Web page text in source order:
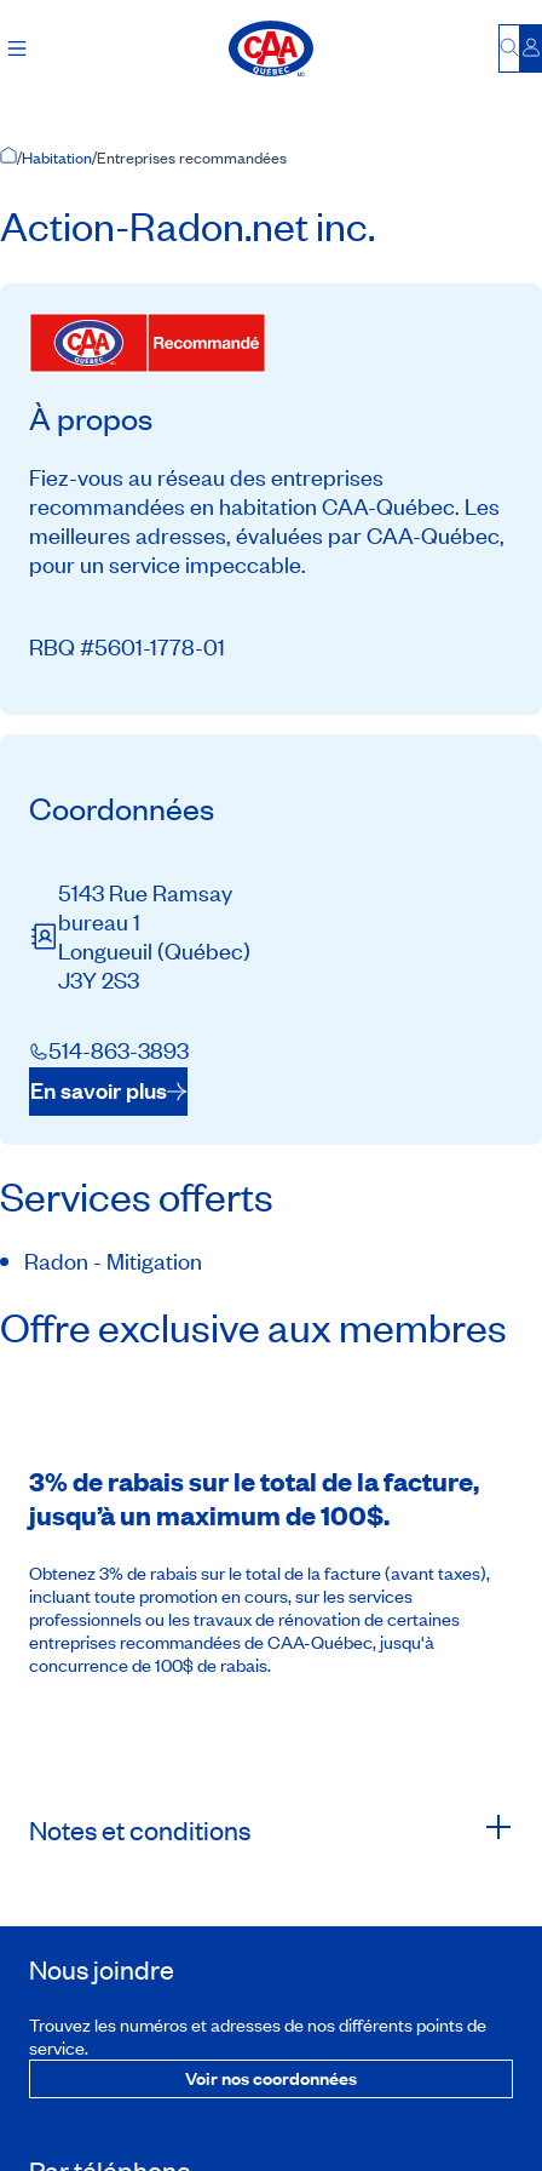
Accueil
/Habitation/Entreprises recommandées
Action-Radon.net inc.
À propos
Fiez-vous au réseau des entreprises
recommandées en habitation CAA-Québec. Les
meilleures adresses, évaluées par CAA-Québec,
pour un service impeccable.
RBQ #5601-1778-01
Coordonnées
5143 Rue Ramsay
bureau 1
Longueuil (Québec)
J3Y 2S3
514-863-3893
En savoir plus
Services offerts
Radon - Mitigation
Offre exclusive aux membres
3% de rabais sur le total de la facture,
jusqu’à un maximum de 100$.
Obtenez 3% de rabais sur le total de la facture (avant taxes),
incluant toute promotion en cours, sur les services
professionnels ou les travaux de rénovation de certaines
entreprises recommandées de CAA-Québec, jusqu'à
concurrence de 100$ de rabais.
Notes et conditions
Nous joindre
Trouvez les numéros et adresses de nos différents points de
service.
Voir nos coordonnées